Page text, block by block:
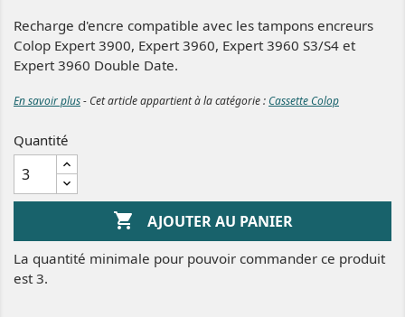
Recharge d'encre compatible avec les tampons encreurs
Colop Expert 3900, Expert 3960, Expert 3960 S3/S4 et
Expert 3960 Double Date.
En savoir plus- Cet article appartient à la catégorie :Cassette Colop
Quantité
 AJOUTER AU PANIER
La quantité minimale pour pouvoir commander ce produit
est 3.